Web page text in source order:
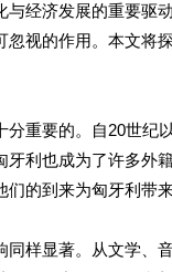
经济发展的重要驱
视的作用。本文将
重要的。自20世
利也成为了许多外
的到来为匈牙利带
样显著。从文学、